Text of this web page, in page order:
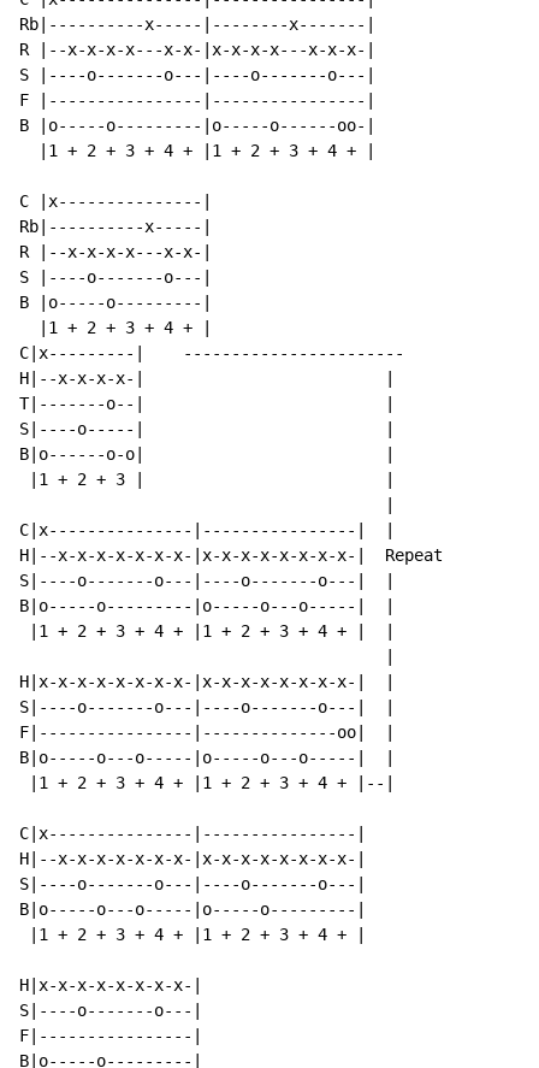
Rb|----------x-----|--------x-------|
R |--x-x-x-x---x-x-|x-x-x-x---x-x-x-|
S |----o-------o---|----o-------o---|
F |----------------|----------------|
B |o-----o---------|o-----o------oo-|
  |1 + 2 + 3 + 4 + |1 + 2 + 3 + 4 + |
C |x---------------|
Rb|----------x-----|
R |--x-x-x-x---x-x-|
S |----o-------o---|
B |o-----o---------|
  |1 + 2 + 3 + 4 + |
C|x---------|    -----------------------
H|--x-x-x-x-|                         |
T|-------o--|                         |
S|----o-----|                         |
B|o------o-o|                         |
|1 + 2 + 3 |                         |
C|x---------------|----------------|  |
H|--x-x-x-x-x-x-x-|x-x-x-x-x-x-x-x-|  Repeat
S|----o-------o---|----o-------o---|  |
B|o-----o---------|o-----o---o-----|  |
|1 + 2 + 3 + 4 + |1 + 2 + 3 + 4 + |  |
H|x-x-x-x-x-x-x-x-|x-x-x-x-x-x-x-x-|  |
S|----o-------o---|----o-------o---|  |
F|----------------|--------------oo|  |
B|o-----o---o-----|o-----o---o-----|  |
|1 + 2 + 3 + 4 + |1 + 2 + 3 + 4 + |--|
C|x---------------|----------------|
H|--x-x-x-x-x-x-x-|x-x-x-x-x-x-x-x-|
S|----o-------o---|----o-------o---|
B|o-----o---o-----|o-----o---------|
|1 + 2 + 3 + 4 + |1 + 2 + 3 + 4 + |
H|x-x-x-x-x-x-x-x-|
S|----o-------o---|
F|----------------|
B|o-----o---------|